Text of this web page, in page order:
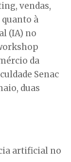
vendas,
à
(IA) no
da
Senac
duas